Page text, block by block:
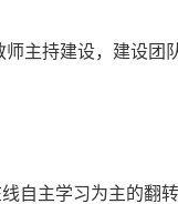
主持建设，建设团